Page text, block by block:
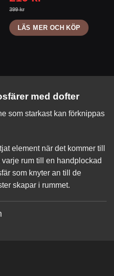
LÄS MER OCH KÖP
med dofter
som starkast kan förknippas
element när det kommer till
rum till en handplockad
som knyter an till de
skapar i rummet.